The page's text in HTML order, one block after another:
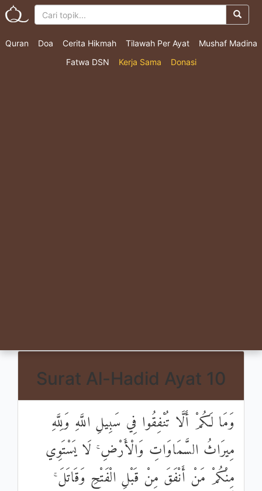
Quran Doa Cerita Hikmah Tilawah Per Ayat
Mushaf Madina
Fatwa DSN
Kerja Sama Donasi
Surat Al-Hadid Ayat 10
وَمَا لَكُمْ أَلَّا تُنْفِقُوا فِي سَبِيلِ اللَّهِ وَلِلَّهِ
مِيرَاثُ السَّمَاوَاتِ وَالْأَرْضِ ۚ لَا يَسْتَوِي
مِنْكُمْ مَنْ أَنْفَقَ مِنْ قَبْلِ الْفَتْحِ وَقَاتَلَ ۚ